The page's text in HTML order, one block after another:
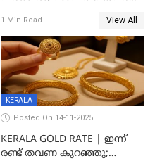
ശതമാനമായി; പ്രചോദനം
നൽകുന്നുവെന്ന് മോദി
1 Min Read View All
KERALA
Posted On 14-11-2025
KERALA GOLD RATE | ഇന്ന്
രണ്ട് തവണ കുറഞ്ഞു;